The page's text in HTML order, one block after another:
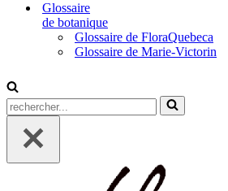
Glossaire
de botanique
Glossaire de FloraQuebeca
Glossaire de Marie-Victorin
Rechercher...